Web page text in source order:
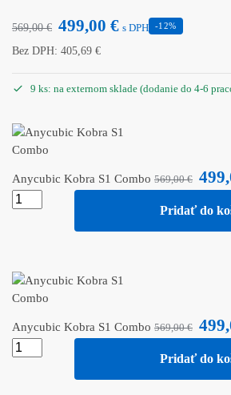
569,00€ 499,00 € s DPH -12%
Bez DPH: 405,69 €
9 ks: na externom sklade (dodanie do 4-6
Anycubic Kobra S1 Combo 569,00€
Pridať do
Anycubic Kobra S1 Combo 569,00€
Pridať do